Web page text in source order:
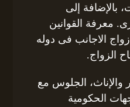
بالإضافة إلى
معرفة القوانين
زواج الاجانب فى دوله
الزواج.
والإناث، الجلوس مع
الحكومية